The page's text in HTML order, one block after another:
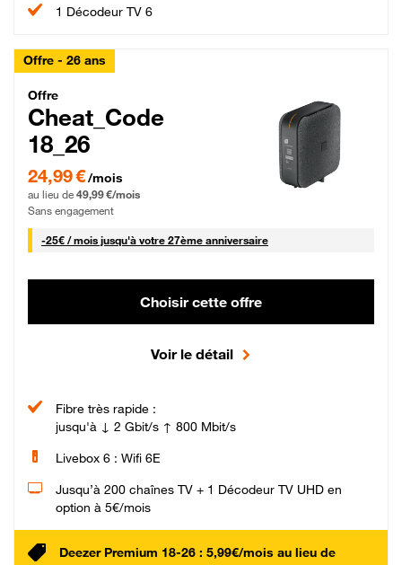
1 Décodeur TV 6
Offre - 26 ans
Cheat_Code Fibre_18_26
Offre
Cheat_Code
18_26
24,99 € par mois pendant 0 mois puis 49,99 € par mois, Sans engagement
24,99 €/mois
au lieu de 49,99 €/mois
Sans engagement
-25€ / mois25 € par mois
jusqu'à votre 27ème anniversaire
Choisir cette offre
Voir le détail
Fibre très rapide :
jusqu'à ↓ 2 Gbit/s ↑ 800 Mbit/s
Livebox 6 : Wifi 6E
Jusqu’à 200 chaînes TV + 1 Décodeur TV UHD en
option à 5€/mois
Deezer Premium 18-26 : 5,99€/mois au lieu de